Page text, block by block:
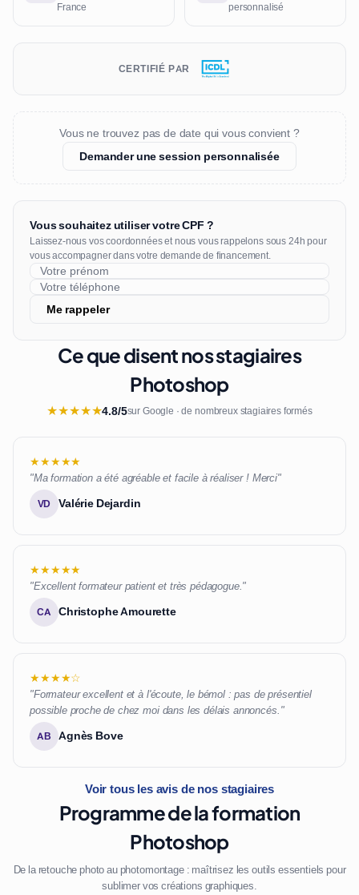
France
personnalisé
CERTIFIÉ PAR
Vous ne trouvez pas de date qui vous convient ?
Demander une session personnalisée
Vous souhaitez utiliser votre CPF ?
Laissez-nous vos coordonnées et nous vous rappelons sous 24h pour
vous accompagner dans votre demande de financement.
Me rappeler
Ce que disent nos stagiaires
Photoshop
★★★★★4.8/5sur Google · de nombreux stagiaires formés
★★★★★
"Ma formation a été agréable et facile à réaliser ! Merci"
VD Valérie Dejardin
★★★★★
"Excellent formateur patient et très pédagogue."
CA Christophe Amourette
★★★★☆
"Formateur excellent et à l'écoute, le bémol : pas de présentiel
possible proche de chez moi dans les délais annoncés."
AB Agnès Bove
Voir tous les avis de nos stagiaires
Programme de la formation
Photoshop
De la retouche photo au photomontage : maîtrisez les outils essentiels pour
sublimer vos créations graphiques.